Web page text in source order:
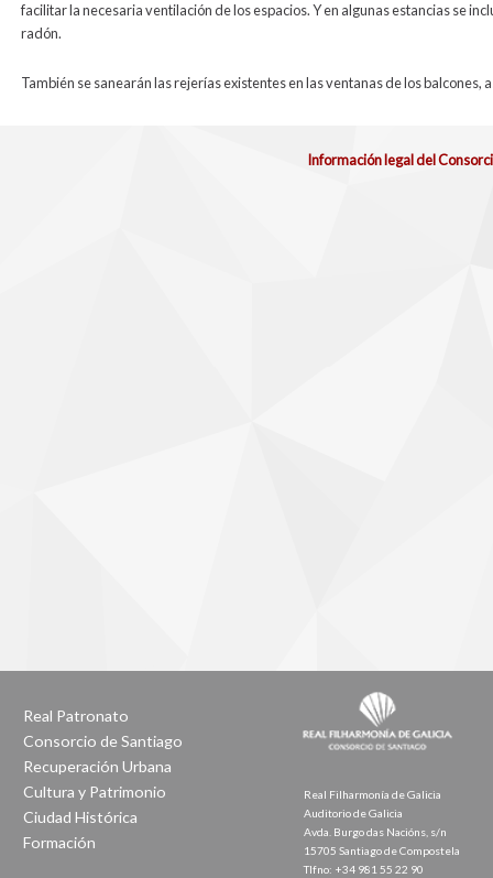
facilitar la necesaria ventilación de los espacios. Y en algunas estancias se
radón.
También se sanearán las rejerías existentes en las ventanas de los
Información legal del
Real Patronato
Consorcio de Santiago
Recuperación Urbana
Cultura y Patrimonio
Ciudad Histórica
Formación
Real Filharmonía de Galicia
Auditorio de Galicia
Avda. Burgo das Nacións, s/n
15705 Santiago de Compostela
Tlfno: +34 981 55 22 90